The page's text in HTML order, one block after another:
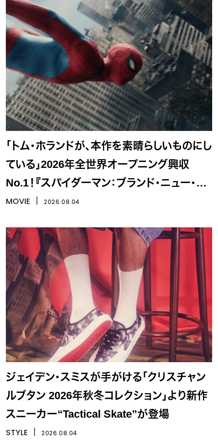
「トム・ホランドが、本作を素晴らしいものにし
ている」2026年全世界オープニング興収
No.1！『スパイダーマン：ブランド・ニュー・デ
イ』
MOVIE 2026.08.04
ジェイデン・スミスが手がける「クリスチャン
ルブタン 2026年秋冬コレクション」より新作
スニーカー“Tactical Skate”が登場
STYLE 2026.08.04